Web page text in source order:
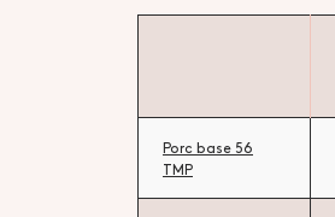
Porc base 56
TMP